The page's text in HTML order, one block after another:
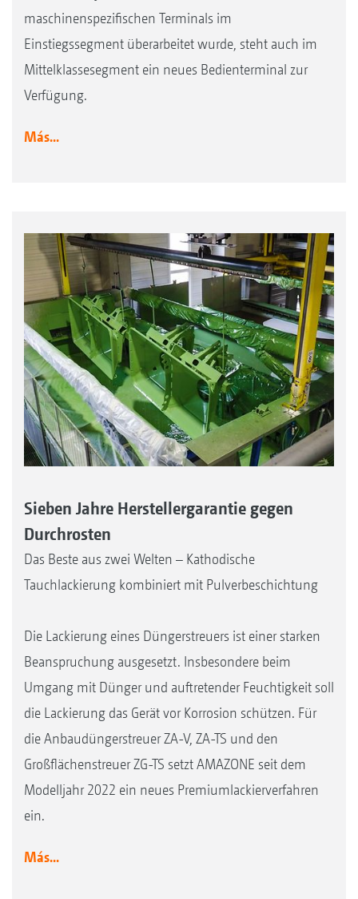
maschinenspezifischen Terminals im
Einstiegssegment überarbeitet wurde, steht auch im
Mittelklassesegment ein neues Bedienterminal zur
Verfügung.
Más...
Sieben Jahre Herstellergarantie gegen
Durchrosten
Das Beste aus zwei Welten – Kathodische
Tauchlackierung kombiniert mit Pulverbeschichtung
Die Lackierung eines Düngerstreuers ist einer starken
Beanspruchung ausgesetzt. Insbesondere beim
Umgang mit Dünger und auftretender Feuchtigkeit soll
die Lackierung das Gerät vor Korrosion schützen. Für
die Anbaudüngerstreuer ZA-V, ZA-TS und den
Großflächenstreuer ZG-TS setzt AMAZONE seit dem
Modelljahr 2022 ein neues Premiumlackierverfahren
ein.
Más...